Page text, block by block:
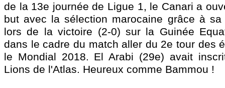
de la 13e journée de Ligue 1, le Canari a
but avec la sélection marocaine grâce à sa
lors de la victoire (2-0) sur la Guinée
dans le cadre du match aller du 2e tour des
le Mondial 2018. El Arabi (29e) avait
Lions de l'Atlas. Heureux comme Bammou !